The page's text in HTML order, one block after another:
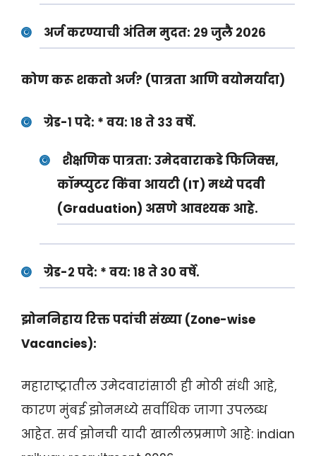
अर्ज करण्याची अंतिम मुदत: २९ जुलै २०२६
कोण करू शकतो अर्ज? (पात्रता आणि वयोमर्यादा)
ग्रेड-१ पदे: * वय: १८ ते ३३ वर्षे.
शैक्षणिक पात्रता: उमेदवाराकडे फिजिक्स,
कॉम्प्युटर किंवा आयटी (IT) मध्ये पदवी
(Graduation) असणे आवश्यक आहे.
ग्रेड-२ पदे: * वय: १८ ते ३० वर्षे.
झोननिहाय रिक्त पदांची संख्या (Zone-wise
Vacancies):
महाराष्ट्रातील उमेदवारांसाठी ही मोठी संधी आहे,
कारण मुंबई झोनमध्ये सर्वाधिक जागा उपलब्ध
आहेत. सर्व झोनची यादी खालीलप्रमाणे आहे: indian